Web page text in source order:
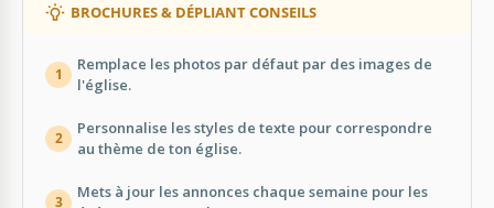
BROCHURES & DÉPLIANT CONSEILS
1
Remplace les photos par défaut par des images de
l'église.
2
Personnalise les styles de texte pour correspondre
au thème de ton église.
3
Mets à jour les annonces chaque semaine pour les